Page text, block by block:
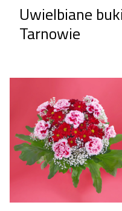
Uwielbiane
Tarnowie